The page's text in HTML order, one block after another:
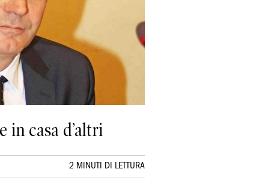
in casa d’altri
2 MINUTI DI LETTURA